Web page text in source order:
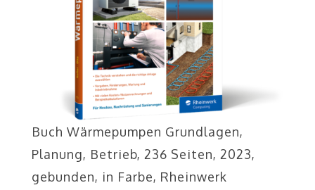
Buch Wärmepumpen Grundlagen,
Planung, Betrieb, 236 Seiten, 2023,
gebunden, in Farbe, Rheinwerk